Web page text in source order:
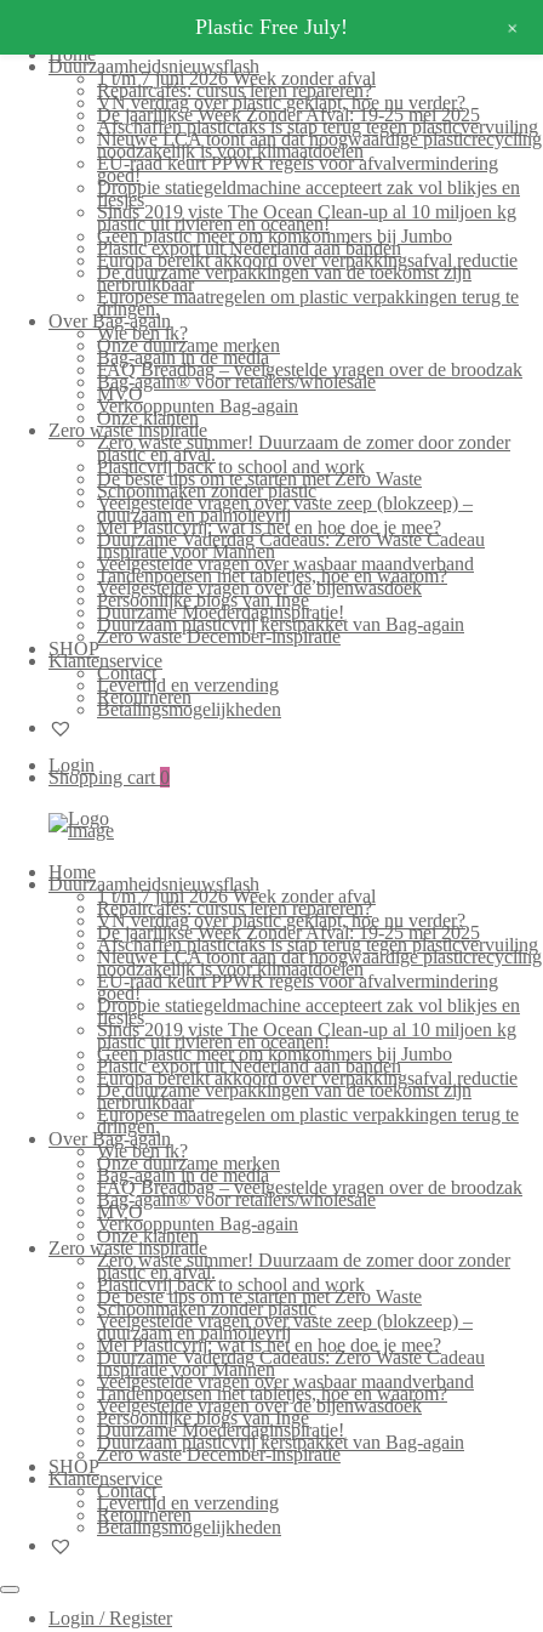
Home
Duurzaamheidsnieuwsflash
1 t/m 7 juni 2026 Week zonder afval
Repaircafés: cursus leren repareren?
VN verdrag over plastic geklapt, hoe nu verder?
De jaarlijkse Week Zonder Afval: 19-25 mei 2025
Afschaffen plastictaks is stap terug tegen plasticvervuiling
Nieuwe LCA toont aan dat hoogwaardige plasticrecycling
noodzakelijk is voor klimaatdoelen
EU-raad keurt PPWR regels voor afvalvermindering
goed!
Droppie statiegeldmachine accepteert zak vol blikjes en
flesjes
Sinds 2019 viste The Ocean Clean-up al 10 miljoen kg
plastic uit rivieren en oceanen!
Geen plastic meer om komkommers bij Jumbo
Plastic export uit Nederland aan banden
Europa bereikt akkoord over verpakkingsafval reductie
De duurzame verpakkingen van de toekomst zijn
herbruikbaar
Europese maatregelen om plastic verpakkingen terug te
dringen.
Over Bag-again
Wie ben ik?
Onze duurzame merken
Bag-again in de media
FAQ Breadbag – veelgestelde vragen over de broodzak
Bag-again® voor retailers/wholesale
MVO
Verkooppunten Bag-again
Onze klanten
Zero waste inspiratie
Zero waste summer! Duurzaam de zomer door zonder
plastic en afval.
Plasticvrij back to school and work
De beste tips om te starten met Zero Waste
Schoonmaken zonder plastic
Veelgestelde vragen over vaste zeep (blokzeep) –
duurzaam en palmolievrij
Mei Plasticvrij: wat is het en hoe doe je mee?
Duurzame Vaderdag Cadeaus: Zero Waste Cadeau
Inspiratie voor Mannen
Veelgestelde vragen over wasbaar maandverband
Tandenpoetsen met tabletjes, hoe en waarom?
Veelgestelde vragen over de bijenwasdoek
Persoonlijke blogs van Inge
Duurzame Moederdaginspiratie!
Duurzaam plasticvrij kerstpakket van Bag-again
Zero waste December-inspiratie
SHOP
Klantenservice
Contact
Levertijd en verzending
Retourneren
Betalingsmogelijkheden
Login
Shopping cart 0
Home
Duurzaamheidsnieuwsflash
1 t/m 7 juni 2026 Week zonder afval
Repaircafés: cursus leren repareren?
VN verdrag over plastic geklapt, hoe nu verder?
De jaarlijkse Week Zonder Afval: 19-25 mei 2025
Afschaffen plastictaks is stap terug tegen plasticvervuiling
Nieuwe LCA toont aan dat hoogwaardige plasticrecycling
noodzakelijk is voor klimaatdoelen
EU-raad keurt PPWR regels voor afvalvermindering
goed!
Droppie statiegeldmachine accepteert zak vol blikjes en
flesjes
Sinds 2019 viste The Ocean Clean-up al 10 miljoen kg
plastic uit rivieren en oceanen!
Geen plastic meer om komkommers bij Jumbo
Plastic export uit Nederland aan banden
Europa bereikt akkoord over verpakkingsafval reductie
De duurzame verpakkingen van de toekomst zijn
herbruikbaar
Europese maatregelen om plastic verpakkingen terug te
dringen.
Over Bag-again
Wie ben ik?
Onze duurzame merken
Bag-again in de media
FAQ Breadbag – veelgestelde vragen over de broodzak
Bag-again® voor retailers/wholesale
MVO
Verkooppunten Bag-again
Onze klanten
Zero waste inspiratie
Zero waste summer! Duurzaam de zomer door zonder
plastic en afval.
Plasticvrij back to school and work
De beste tips om te starten met Zero Waste
Schoonmaken zonder plastic
Veelgestelde vragen over vaste zeep (blokzeep) –
duurzaam en palmolievrij
Mei Plasticvrij: wat is het en hoe doe je mee?
Duurzame Vaderdag Cadeaus: Zero Waste Cadeau
Inspiratie voor Mannen
Veelgestelde vragen over wasbaar maandverband
Tandenpoetsen met tabletjes, hoe en waarom?
Veelgestelde vragen over de bijenwasdoek
Persoonlijke blogs van Inge
Duurzame Moederdaginspiratie!
Duurzaam plasticvrij kerstpakket van Bag-again
Zero waste December-inspiratie
SHOP
Klantenservice
Contact
Levertijd en verzending
Retourneren
Betalingsmogelijkheden
Login / Register
Plastic Free July! +